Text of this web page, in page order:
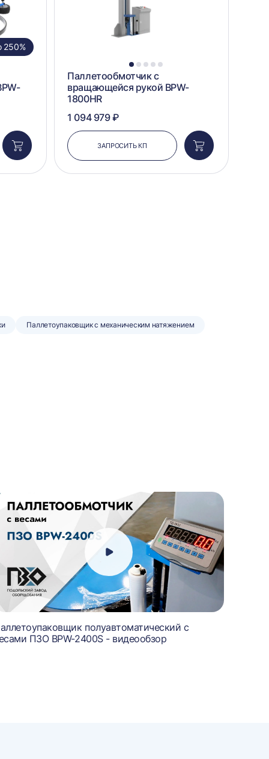
250%
Добавить
в
корзину
1 2 3 4 5
Паллетообмотчик с
вращающейся рукой BPW-
1800HR
1 094 979 ₽
ЗАПРОСИТЬ КП
Добавить
в
корзину
Паллетоупаковщик с механическим натяжением
полуавтоматический с
ПЗО BPW-2400S - видеообзор